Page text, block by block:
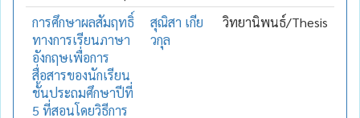
การศึกษาผลสัมฤทธิ์
ทางการเรียนภาษา
อังกฤษเพื่อการ
สื่อสารของนักเรียน
ชั้นประถมศึกษาปีที่
5 ที่สอนโดยวิธีการ
สุณิสา เกีย
วกุล
วิทยานิพนธ์/Thesis